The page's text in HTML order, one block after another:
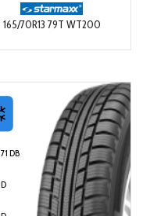
165/70R13 79T WT200
71 DB
D